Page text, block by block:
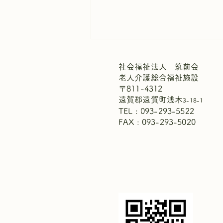
社会福祉法人 筑前会
老人介護総合福祉施設
〒811-4312
遠賀郡遠賀町浅木3-18-1
TEL : 093-293-5522
FAX : 093-293-5020